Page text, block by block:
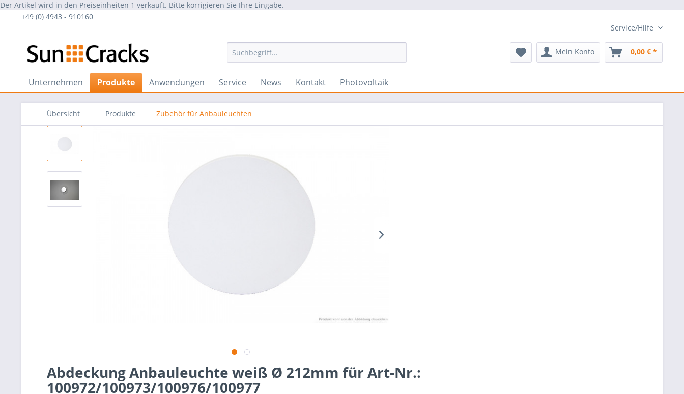
Der Artikel wird in den Preiseinheiten 1 verkauft. Bitte korrigieren Sie Ihre Eingabe.
+49 (0) 4943 - 910160
Service/Hilfe
Mein Konto 0,00 € *
Unternehmen Produkte Anwendungen Service News Kontakt Photovoltaik
Übersicht Produkte Zubehör für Anbauleuchten
Abdeckung Anbauleuchte weiß Ø 212mm für Art-Nr.:
100972/100973/100976/100977